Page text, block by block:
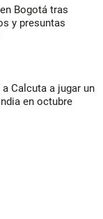
Bogotá tras
y presuntas
Calcuta a jugar un
en octubre